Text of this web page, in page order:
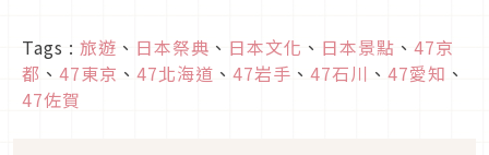
Tags : 旅遊 、 日本祭典 、 日本文化 、 日本景點 、 47京
都 、 47東京 、 47北海道 、 47岩手 、 47石川 、 47愛知 、
47佐賀